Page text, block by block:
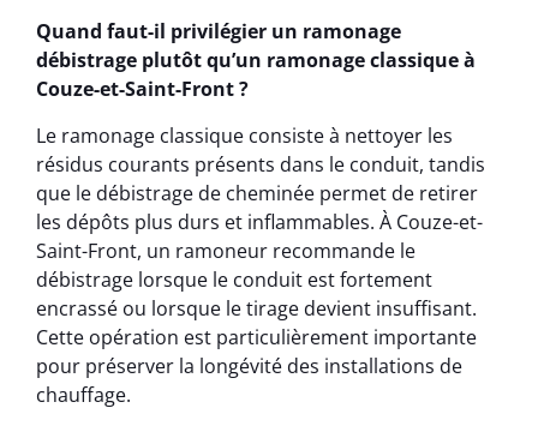
Quand faut-il privilégier un ramonage
débistrage plutôt qu’un ramonage classique à
Couze-et-Saint-Front ?
Le ramonage classique consiste à nettoyer les
résidus courants présents dans le conduit, tandis
que le débistrage de cheminée permet de retirer
les dépôts plus durs et inflammables. À Couze-et-
Saint-Front, un ramoneur recommande le
débistrage lorsque le conduit est fortement
encrassé ou lorsque le tirage devient insuffisant.
Cette opération est particulièrement importante
pour préserver la longévité des installations de
chauffage.